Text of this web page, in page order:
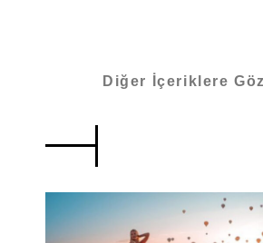
Diğer İçeriklere